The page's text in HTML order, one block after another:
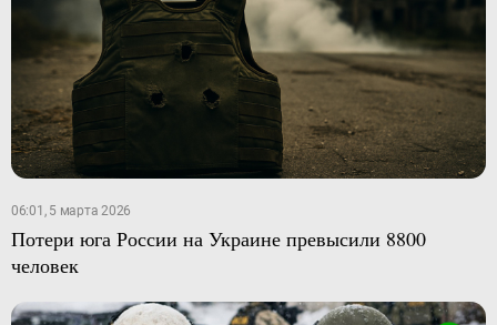
06:01, 5 марта 2026
Потери юга России на Украине превысили 8800
человек